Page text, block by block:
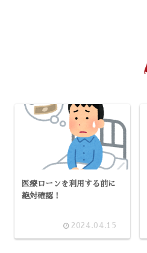
医療ローンを利用する前に
絶対確認！
2024.04.15